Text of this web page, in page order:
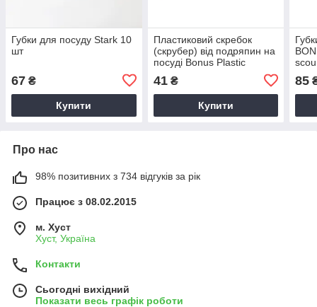
Губки для посуду Stark 10
шт
67 ₴
Купити
Пластиковий скребок
(скрубер) від подряпин на
посуді Bonus Plastic
41₴
Купити
85
Про нас
98% позитивних з 734 відгуків за рік
Працює з 08.02.2015
м. Хуст
Хуст, Україна
Контакти
Сьогодні вихідний
Показати весь графік роботи